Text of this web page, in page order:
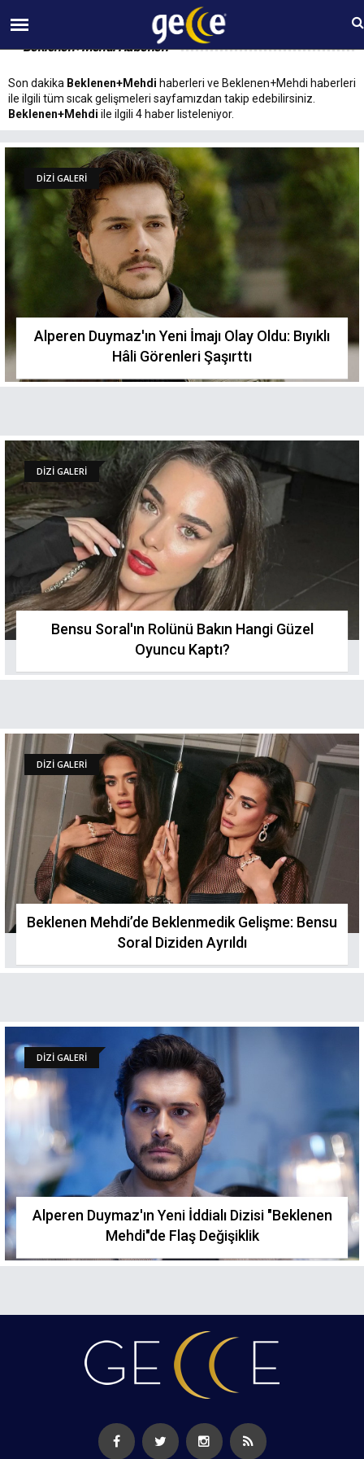
09 AĞUSTOS Pazar 01:45
Beklenen+Mehdi Haberleri
Son dakika Beklenen+Mehdi haberleri ve Beklenen+Mehdi haberleri
ile ilgili tüm sıcak gelişmeleri sayfamızdan takip edebilirsiniz.
Beklenen+Mehdi ile ilgili 4 haber listeleniyor.
DİZİ GALERİ
Alperen Duymaz'ın Yeni İmajı Olay Oldu: Bıyıklı
Hâli Görenleri Şaşırttı
DİZİ GALERİ
Bensu Soral'ın Rolünü Bakın Hangi Güzel
Oyuncu Kaptı?
DİZİ GALERİ
Beklenen Mehdi’de Beklenmedik Gelişme: Bensu
Soral Diziden Ayrıldı
DİZİ GALERİ
Alperen Duymaz'ın Yeni İddialı Dizisi "Beklenen
Mehdi"de Flaş Değişiklik